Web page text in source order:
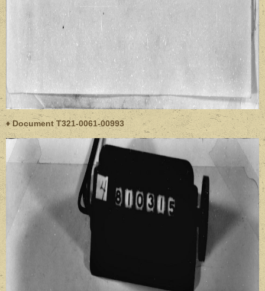
♦ Document T321-0061-00993